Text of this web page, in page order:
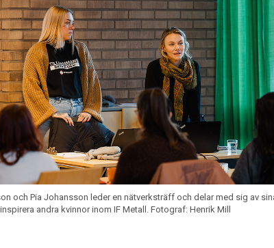
och Pia Johansson leder en nätverksträff och delar med sig av
andra kvinnor inom IF Metall. Fotograf: Henrik Mill